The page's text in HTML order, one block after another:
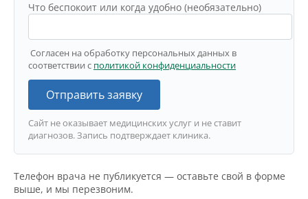
Что беспокоит или когда удобно (необязательно)
Согласен на обработку персональных данных в
соответствии с политикой конфиденциальности
Отправить заявку
Сайт не оказывает медицинских услуг и не ставит
диагнозов. Запись подтверждает клиника.
Телефон врача не публикуется — оставьте свой в форме
выше, и мы перезвоним.